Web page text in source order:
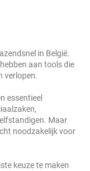
in België.
aan tools die
verlopen.
essentieel
Maar
noodzakelijk voor
keuze te maken